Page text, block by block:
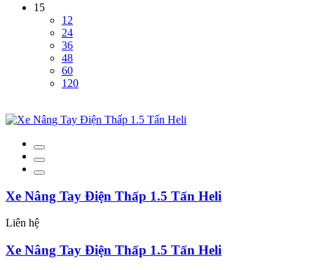
15
12
24
36
48
60
120
Xe Nâng Tay Điện Thấp 1.5 Tấn Heli
Liên hệ
Xe Nâng Tay Điện Thấp 1.5 Tấn Heli